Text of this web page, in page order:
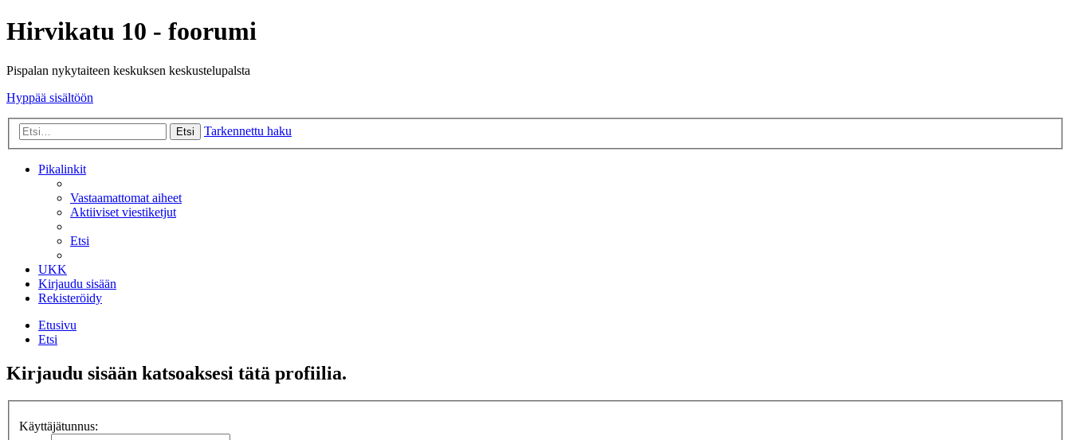
Hirvikatu 10 - foorumi
Pispalan nykytaiteen keskuksen keskustelupalsta
Hyppää sisältöön
Etsi Tarkennettu haku
Pikalinkit
Vastaamattomat aiheet
Aktiiviset viestiketjut
Etsi
UKK
Kirjaudu sisään
Rekisteröidy
Etusivu
Etsi
Kirjaudu sisään katsoaksesi tätä profiilia.
Käyttäjätunnus: